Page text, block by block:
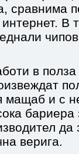
сравнима
В
в
мащаб и с
бариера
да
верига.